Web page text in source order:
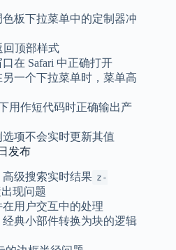
板下拉菜单中的定制器冲
回顶部样式
在 Safari 中正确打开
一个下拉菜单时，菜单高
用作短代码时正确输出产
项不会实时更新其值
发布
级搜索实时结果 z-
现问题
用户交互中的处理
典小部件转换为块的逻辑